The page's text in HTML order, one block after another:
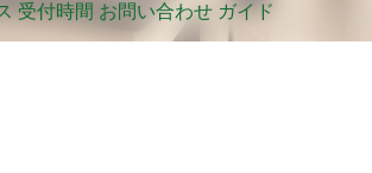
受付時間 お問い合わせ ガイド